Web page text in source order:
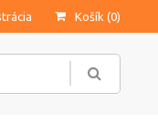
Košík (0)